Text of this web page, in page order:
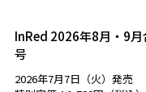
InRed 2026年8月・9月
号
2026年7月7日（火）発売